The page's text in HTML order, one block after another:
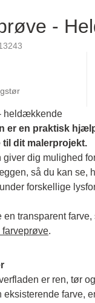
-
heldækkende
er en praktisk
til dit malerprojekt.
giver dig mulighed
så du kan se,
forskellige
farveprøve.
er ren, tør
eksisterende farve,